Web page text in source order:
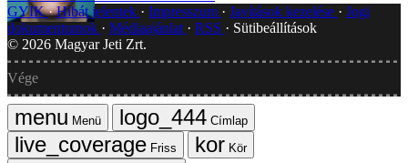
GYIK Hibát jelentek Impresszum Javítások kezelése
Jogi
dokumentumok
Médiaajánlat RSS
Sütibeállítások
© 2026 Magyar Jeti Zrt.
Vége
Menü
Címlap
Friss
Kör